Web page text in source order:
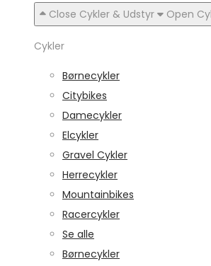
Close Cykler & Udstyr
Open
Cykler
Børnecykler
Citybikes
Damecykler
Elcykler
Gravel Cykler
Herrecykler
Mountainbikes
Racercykler
Se alle
Børnecykler